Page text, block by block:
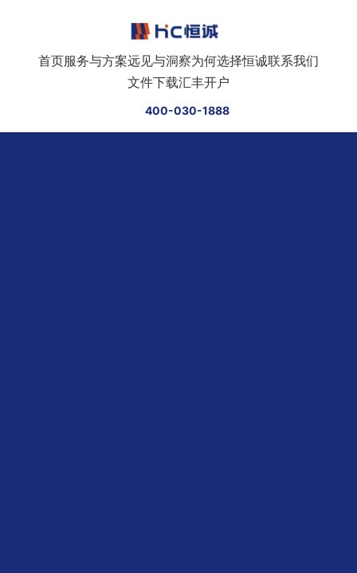
首页服务与方案远见与洞察为何选择恒诚联系我们
文件下载汇丰开户
400-030-1888